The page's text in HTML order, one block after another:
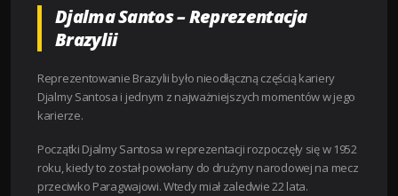
Djalma Santos – Reprezentacja
Brazylii
Reprezentowanie Brazylii było nieodłączną częścią kariery
Djalmy Santosa i jednym z najważniejszych momentów w jego
karierze.
Początki Djalmy Santosa w reprezentacji rozpoczęły się w 1952
roku, kiedy to został powołany do drużyny narodowej na mecz
przeciwko Paragwajowi. Wtedy miał zaledwie 22 lata.